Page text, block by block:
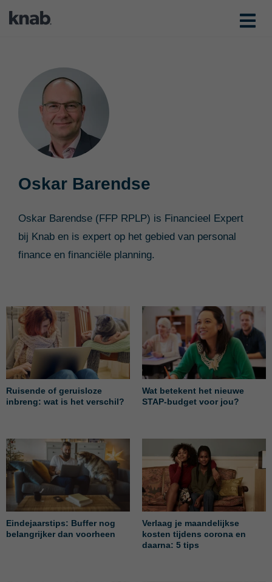
Oskar Barendse
Oskar Barendse (FFP RPLP) is Financieel Expert
bij Knab en is expert op het gebied van personal
finance en financiële planning.
Ruisende of geruisloze
inbreng: wat is het verschil?
Wat betekent het nieuwe
STAP-budget voor jou?
Eindejaarstips: Buffer nog
belangrijker dan voorheen
Verlaag je maandelijkse
kosten tijdens corona en
daarna: 5 tips